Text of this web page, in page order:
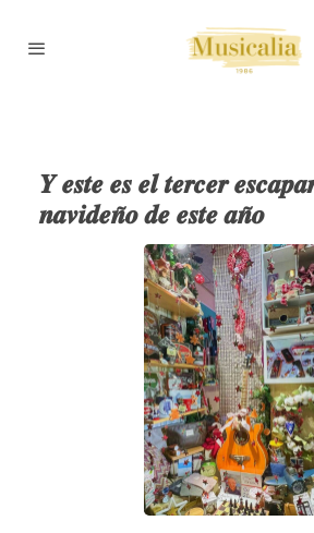
𝒀 𝒆𝒔𝒕𝒆 𝒆𝒔 𝒆𝒍 𝒕𝒆𝒓𝒄𝒆𝒓
𝒏𝒂𝒗𝒊𝒅𝒆𝒏̃𝒐 𝒅𝒆 𝒆𝒔𝒕𝒆 𝒂𝒏̃𝒐